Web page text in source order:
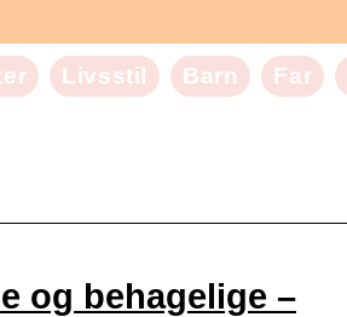
Livsstil Barn Far
og behagelige –